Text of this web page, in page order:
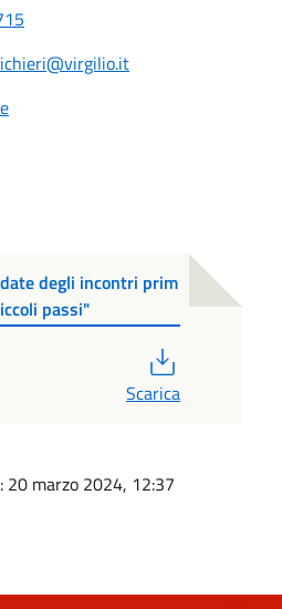
degli incontri prim
passi"
Scarica
: 20 marzo 2024, 12:37